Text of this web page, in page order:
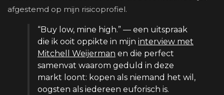
afgestemd op mijn risicoprofiel.
“Buy low, mine high.” — een uitspraak
die ik ooit oppikte in mijn interview met
Mitchell Weijerman en die perfect
samenvat waarom geduld in deze
markt loont: kopen als niemand het wil,
oogsten als iedereen euforisch is.